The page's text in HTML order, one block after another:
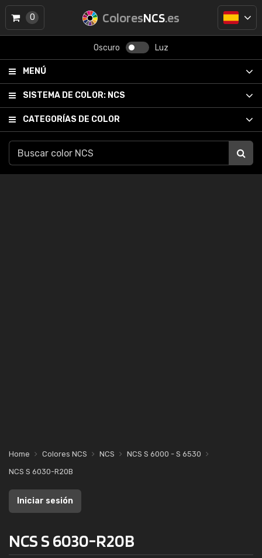
ColoresNCS.es
Oscuro Luz
MENÚ
SISTEMA DE COLOR: NCS
CATEGORÍAS DE COLOR
0
Home Colores NCS NCS
NCS S 6000 - S 6530
NCS S 6030-R20B
Iniciar sesión
NCS S 6030-R20B